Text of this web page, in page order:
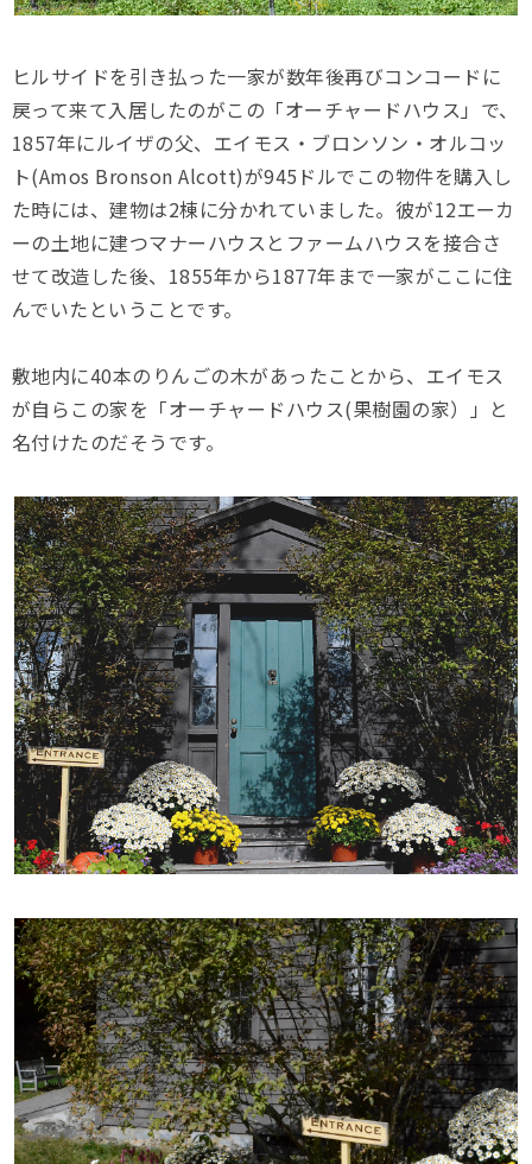
ヒルサイドを引き払った一家が数年後再びコンコードに
戻って来て入居したのがこの「オーチャードハウス」で、
1857年にルイザの父、エイモス・ブロンソン・オルコッ
ト(Amos Bronson Alcott)が945ドルでこの物件を購入し
た時には、建物は2棟に分かれていました。彼が12エーカ
ーの土地に建つマナーハウスとファームハウスを接合さ
せて改造した後、1855年から1877年まで一家がここに住
んでいたということです。
敷地内に40本のりんごの木があったことから、エイモス
が自らこの家を「オーチャードハウス(果樹園の家）」と
名付けたのだそうです。